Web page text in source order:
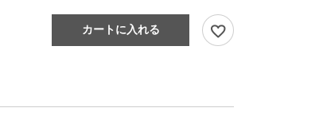
カートに入れる